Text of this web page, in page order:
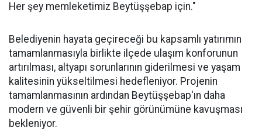
Her şey memleketimiz Beytüşşebap için."
Belediyenin hayata geçireceği bu kapsamlı yatırımın
tamamlanmasıyla birlikte ilçede ulaşım konforunun
artırılması, altyapı sorunlarının giderilmesi ve yaşam
kalitesinin yükseltilmesi hedefleniyor. Projenin
tamamlanmasının ardından Beytüşşebap'ın daha
modern ve güvenli bir şehir görünümüne kavuşması
bekleniyor.